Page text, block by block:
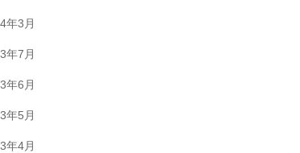
年3月
年7月
年6月
年5月
年4月